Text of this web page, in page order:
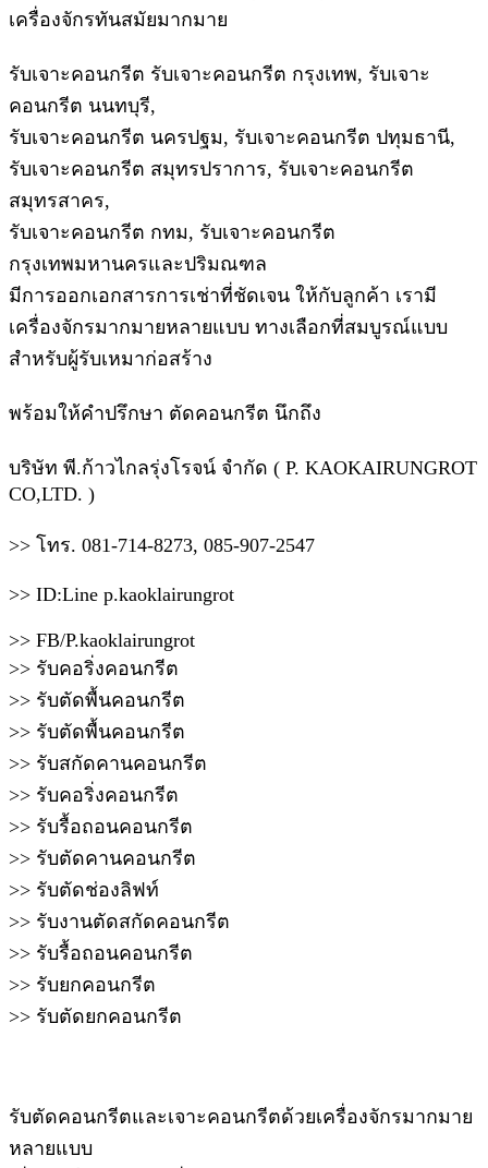
เครื่องจักรทันสมัยมากมาย
รับเจาะคอนกรีต รับเจาะคอนกรีต กรุงเทพ, รับเจาะ
คอนกรีต นนทบุรี,
รับเจาะคอนกรีต นครปฐม, รับเจาะคอนกรีต ปทุมธานี,
รับเจาะคอนกรีต สมุทรปราการ, รับเจาะคอนกรีต
สมุทรสาคร,
รับเจาะคอนกรีต กทม, รับเจาะคอนกรีต
กรุงเทพมหานครและปริมณฑล
มีการออกเอกสารการเช่าที่ชัดเจน ให้กับลูกค้า เรามี
เครื่องจักรมากมายหลายแบบ ทางเลือกที่สมบูรณ์แบบ
สำหรับผู้รับเหมาก่อสร้าง
พร้อมให้คำปรึกษา ตัดคอนกรีต นึกถึง
บริษัท พี.ก้าวไกลรุ่งโรจน์ จำกัด ( P. KAOKAIRUNGROT
CO,LTD. )
>> โทร. 081-714-8273, 085-907-2547
>> ID:Line p.kaoklairungrot
>> FB/P.kaoklairungrot
>> รับคอริ่งคอนกรีต
>> รับตัดพื้นคอนกรีต
>> รับตัดพื้นคอนกรีต
>> รับสกัดคานคอนกรีต
>> รับคอริ่งคอนกรีต
>> รับรื้อถอนคอนกรีต
>> รับตัดคานคอนกรีต
>> รับตัดช่องลิฟท์
>> รับงานตัดสกัดคอนกรีต
>> รับรื้อถอนคอนกรีต
>> รับยกคอนกรีต
>> รับตัดยกคอนกรีต
รับตัดคอนกรีตและเจาะคอนกรีตด้วยเครื่องจักรมากมาย
หลายแบบ